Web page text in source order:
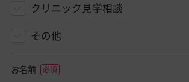
クリニック見学相談
その他
お名前